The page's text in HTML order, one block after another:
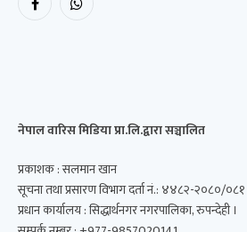
FacebookWhatsApp
नेपाल वारिस मिडिया प्रा.लि.द्वारा सञ्चालित
प्रकाशक : सलमान खान
सूचना तथा प्रसारण विभाग दर्ता नं.: ४४८२-२०८०/०८१
प्रधान कार्यालय : सिद्धार्थनगर नगरपालिका, रुपन्देही ।